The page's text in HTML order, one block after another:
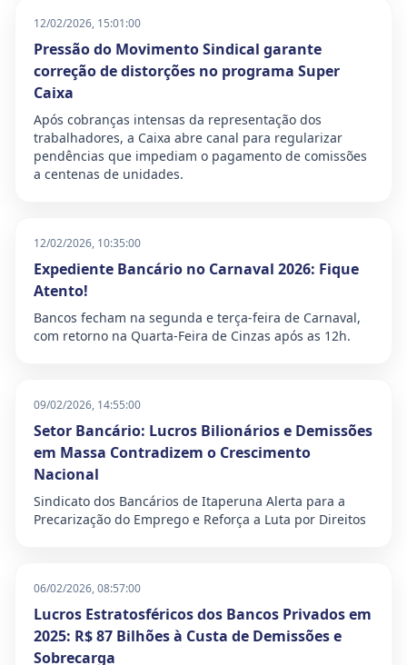
12/02/2026, 15:01:00
Pressão do Movimento Sindical garante
correção de distorções no programa Super
Caixa
Após cobranças intensas da representação dos
trabalhadores, a Caixa abre canal para regularizar
pendências que impediam o pagamento de comissões
a centenas de unidades.
12/02/2026, 10:35:00
Expediente Bancário no Carnaval 2026: Fique
Atento!
Bancos fecham na segunda e terça-feira de Carnaval,
com retorno na Quarta-Feira de Cinzas após as 12h.
09/02/2026, 14:55:00
Setor Bancário: Lucros Bilionários e Demissões
em Massa Contradizem o Crescimento
Nacional
Sindicato dos Bancários de Itaperuna Alerta para a
Precarização do Emprego e Reforça a Luta por Direitos
06/02/2026, 08:57:00
Lucros Estratosféricos dos Bancos Privados em
2025: R$ 87 Bilhões à Custa de Demissões e
Sobrecarga